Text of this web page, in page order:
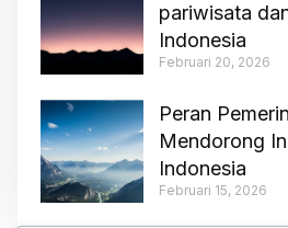
pariwisata
Indonesia
Februari 20, 2026
Peran
Mendorong
Indonesia
Februari 15, 2026